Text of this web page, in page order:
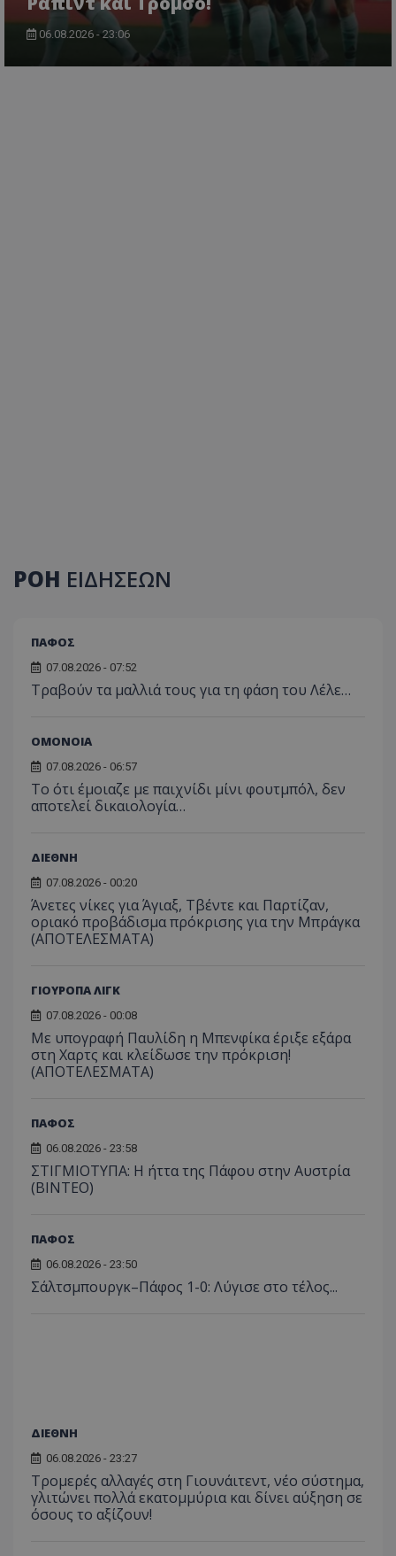
06.08.2026 - 23:06
ΡΟΗ ΕΙΔΗΣΕΩΝ
ΠΑΦΟΣ
07.08.2026 - 07:52
Τραβούν τα μαλλιά τους για τη φάση του Λέλε…
ΟΜΟΝΟΙΑ
07.08.2026 - 06:57
Το ότι έμοιαζε με παιχνίδι μίνι φουτμπόλ, δεν
αποτελεί δικαιολογία…
ΔΙΕΘΝΗ
07.08.2026 - 00:20
Άνετες νίκες για Άγιαξ, Τβέντε και Παρτίζαν,
οριακό προβάδισμα πρόκρισης για την Μπράγκα
(ΑΠΟΤΕΛΕΣΜΑΤΑ)
ΓΙΟΥΡΟΠΑ ΛΙΓΚ
07.08.2026 - 00:08
Με υπογραφή Παυλίδη η Μπενφίκα έριξε εξάρα
στη Χαρτς και κλείδωσε την πρόκριση!
(ΑΠΟΤΕΛΕΣΜΑΤΑ)
ΠΑΦΟΣ
06.08.2026 - 23:58
ΣΤΙΓΜΙΟΤΥΠΑ: Η ήττα της Πάφου στην Αυστρία
(ΒΙΝΤΕΟ)
ΠΑΦΟΣ
06.08.2026 - 23:50
Σάλτσμπουργκ–Πάφος 1-0: Λύγισε στο τέλος...
ΔΙΕΘΝΗ
06.08.2026 - 23:27
Τρομερές αλλαγές στη Γιουνάιτεντ, νέο σύστημα,
γλιτώνει πολλά εκατομμύρια και δίνει αύξηση σε
όσους το αξίζουν!